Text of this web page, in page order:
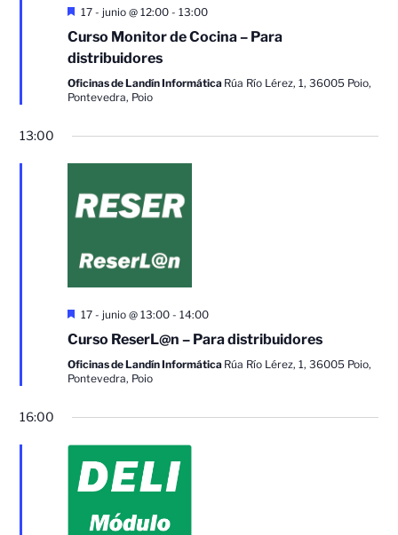
Destacado
17 - junio @ 12:00 -13:00
Curso Monitor de Cocina – Para
distribuidores
Oficinas de Landín Informática Rúa Río Lérez, 1, 36005 Poio,
Pontevedra, Poio
13:00
Destacado
17 - junio @ 13:00 -14:00
Curso ReserL@n – Para distribuidores
Oficinas de Landín Informática Rúa Río Lérez, 1, 36005 Poio,
Pontevedra, Poio
16:00